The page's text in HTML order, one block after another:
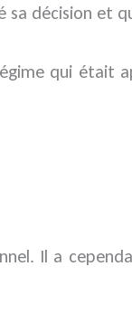
sa décision et
qui était
Il a